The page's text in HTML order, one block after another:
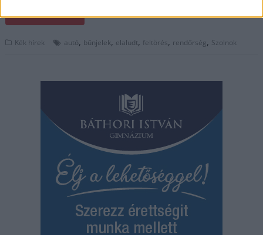
TOVÁBB OLVASOM
Kék hírek autó, bűnjelek, elaludt, feltörés, rendőrség, Szolnok